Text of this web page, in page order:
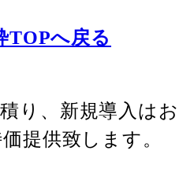
TOPへ戻る
り、新規導入はお
提供致します。